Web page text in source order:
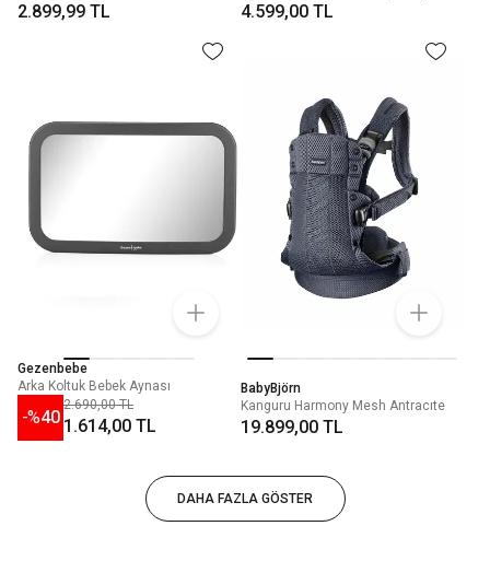
2.899,99 TL 4.599,00 TL
Gezenbebe
Arka Koltuk Bebek Aynası
-%40
2.690,00 TL
1.614,00 TL
BabyBjörn
Kanguru Harmony Mesh Antracıte
19.899,00 TL
DAHA FAZLA GÖSTER